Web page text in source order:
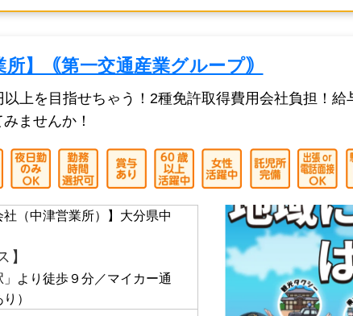
取得後1年以上の方☆タクシ
この求人について無料相談してみる
】｟第一交通産業グループ｠
以上を目指せちゃう！2種免許取得費用会社負担！給
ませんか！